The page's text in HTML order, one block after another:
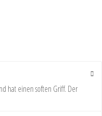
hat einen soften Griff. Der